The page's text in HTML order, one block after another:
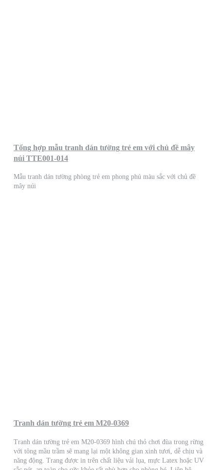
Tổng hợp mẫu tranh dán tường trẻ em với chủ đề mây
núi TTE001-014
Mẫu tranh dán tường phòng trẻ em phong phú màu sắc với chủ đề
mây núi
Tranh dán tường trẻ em M20-0369
Tranh dán tường trẻ em M20-0369 hình chú thỏ chơi đùa trong rừng
với tông mầu trầm sẽ mang lại một không gian xinh tươi, dễ chịu và
năng động. Trang được in trên chất liệu vải lụa, mực Latex hoặc UV